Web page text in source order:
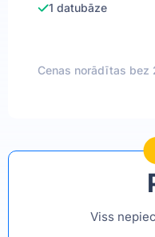
1 datubāze
Cenas norādītas bez
Viss